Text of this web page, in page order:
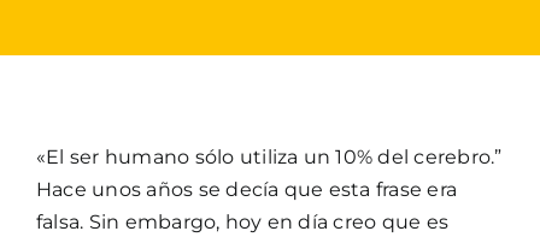
«El ser humano sólo utiliza un 10% del cerebro.”
Hace unos años se decía que esta frase era
falsa. Sin embargo, hoy en día creo que es